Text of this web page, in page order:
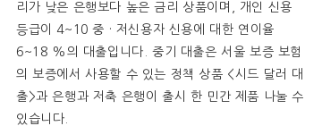
리가 낮은 은행보다 높은 금리 상품이며, 개인 신용
등급이 4~10 중 · 저신용자 신용에 대한 연이율
6~18 %의 대출입니다. 중기 대출은 서울 보증 보험
의 보증에서 사용할 수 있는 정책 상품 <시드 달러 대
출>과 은행과 저축 은행이 출시 한 민간 제품 나눌 수
있습니다.